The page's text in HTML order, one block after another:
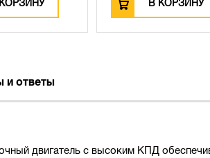
В КОРЗИНУ
и ответы
двигатель с высоким КПД